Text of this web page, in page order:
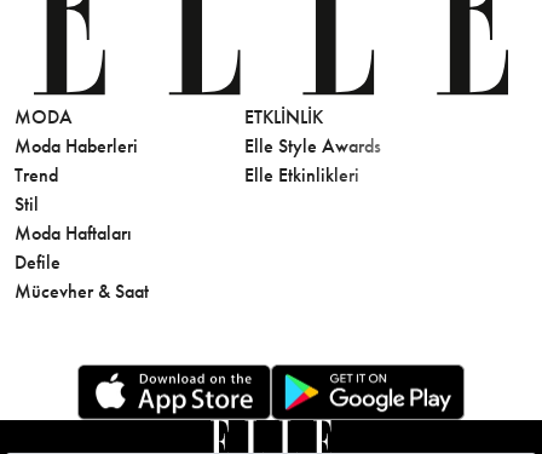
MODA
Moda Haberleri
Trend
Stil
Moda Haftaları
Defile
Mücevher & Saat
ETKLINLIK
Elle Style Awards
Elle Etkinlikleri